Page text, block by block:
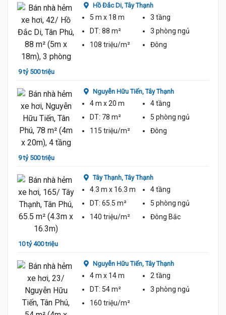
9 tỷ 500 triệu
Hồ Đắc Di,Tây Thạnh
5 m x 18 m
3 tầng
DT: 88 m² 3 phòng ngủ
108 triệu/m²
Đông
9 tỷ 500 triệu
Nguyễn Hữu Tiến,Tây Thạnh
4 m x 20 m
4 tầng
DT: 78 m² 5 phòng ngủ
115 triệu/m²
Đông
10 tỷ 400 triệu
Tây Thạnh,Tây Thạnh
4.3 m x 16.3 m
4 tầng
DT: 65.5 m² 5 phòng ngủ
140 triệu/m²
Đông Bắc
Nguyễn Hữu Tiến,Tây Thạnh
4 m x 14 m
2 tầng
DT: 54 m² 3 phòng ngủ
160 triệu/m²